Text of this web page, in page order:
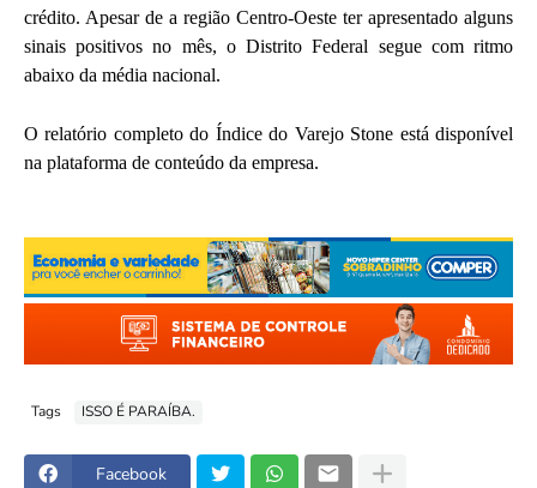
crédito. Apesar de a região Centro-Oeste ter apresentado alguns
sinais positivos no mês, o Distrito Federal segue com ritmo
abaixo da média nacional.
O relatório completo do Índice do Varejo Stone está disponível
na plataforma de conteúdo da empresa.
Tags ISSO É PARAÍBA.
Facebook